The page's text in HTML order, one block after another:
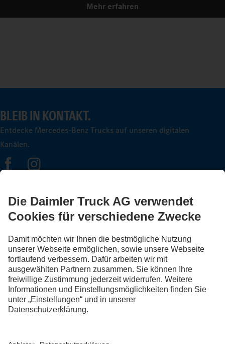
Mehr erfahren
BLEIB IN KONTAKT.
Entdecke Mercedes-Benz Trucks auf unseren digitalen
Kanälen.
FOLLOW THE ROADSTARS.
Tausche jetzt Erfahrungen mit anderen Truckerinnen und
Truckern aus.